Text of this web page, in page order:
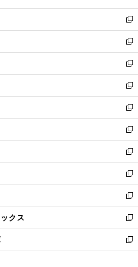
開
く
新
し
い
ウ
ィ
ン
ド
ウ
で
開
く
新
し
い
ウ
ィ
ン
ド
ウ
で
開
く
新
し
い
ウ
ィ
ン
ド
ウ
で
開
く
新
し
い
ウ
ィ
ン
ド
ウ
で
開
く
新
し
い
ウ
ィ
ン
ド
ウ
で
開
く
新
し
い
ウ
ィ
ン
ド
ウ
で
開
く
新
し
い
ウ
ィ
ン
ド
ウ
で
開
新
し
い
ウ
ィ
ン
ド
ウ
新
し
い
ウ
ィ
ン
クス
新
し
い
ウ
新
し